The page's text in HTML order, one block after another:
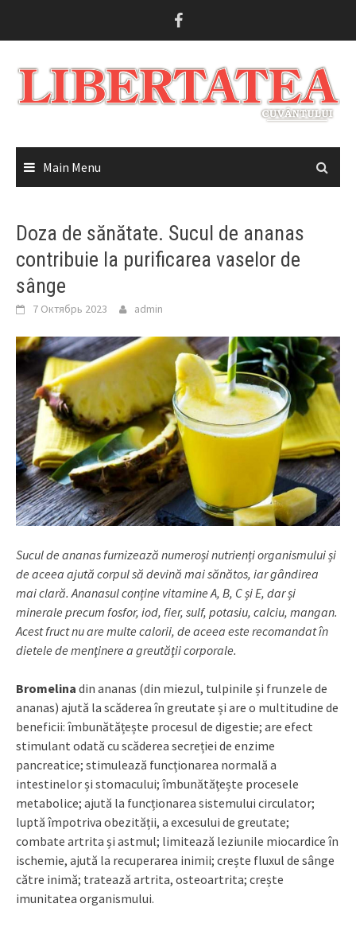
Main Menu
Doza de sănătate. Sucul de ananas
contribuie la purificarea vaselor de
sânge
7 Октябрь 2023 admin
Sucul de ananas furnizează numeroși nutrienți organismului și
de aceea ajută corpul să devină mai sănătos, iar gândirea
mai clară. Ananasul conține vitamine A, B, C și E, dar și
minerale precum fosfor, iod, fier, sulf, potasiu, calciu, mangan.
Acest fruct nu are multe calorii, de aceea este recomandat în
dietele de menţinere a greutăţii corporale.
Bromelina din ananas (din miezul, tulpinile și frunzele de
ananas) ajută la scăderea în greutate și are o multitudine de
beneficii: îmbunătățește procesul de digestie; are efect
stimulant odată cu scăderea secreției de enzime
pancreatice; stimulează funcționarea normală a
intestinelor și stomacului; îmbunătățește procesele
metabolice; ajută la funcționarea sistemului circulator;
luptă împotriva obezității, a excesului de greutate;
combate artrita și astmul; limitează leziunile miocardice în
ischemie, ajută la recuperarea inimii; crește fluxul de sânge
către inimă; tratează artrita, osteoartrita; crește
imunitatea organismului.